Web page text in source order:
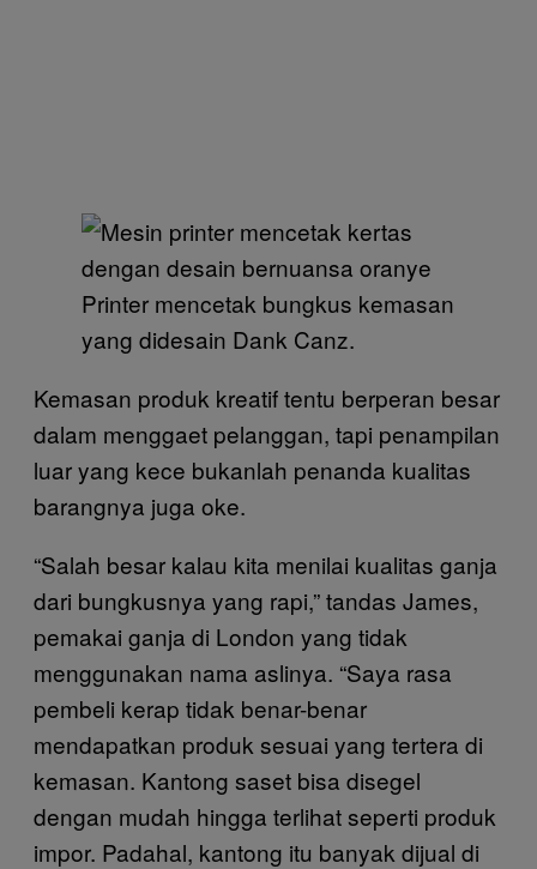
Printer mencetak bungkus kemasan
yang didesain Dank Canz.
Kemasan produk kreatif tentu berperan besar
dalam menggaet pelanggan, tapi penampilan
luar yang kece bukanlah penanda kualitas
barangnya juga oke.
“Salah besar kalau kita menilai kualitas ganja
dari bungkusnya yang rapi,” tandas James,
pemakai ganja di London yang tidak
menggunakan nama aslinya. “Saya rasa
pembeli kerap tidak benar-benar
mendapatkan produk sesuai yang tertera di
kemasan. Kantong saset bisa disegel
dengan mudah hingga terlihat seperti produk
impor. Padahal, kantong itu banyak dijual di